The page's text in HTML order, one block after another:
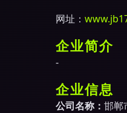
网址：
企业简介
-
企业信息
公司名称： 邯郸